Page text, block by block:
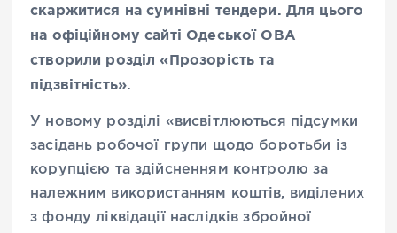
скаржитися на сумнівні тендери. Для цього
на офіційному сайті Одеської ОВА
створили розділ «Прозорість та
підзвітність».
У новому розділі «висвітлюються підсумки
засідань робочої групи щодо боротьби із
корупцією та здійсненням контролю за
належним використанням коштів, виділених
з фонду ліквідації наслідків збройної